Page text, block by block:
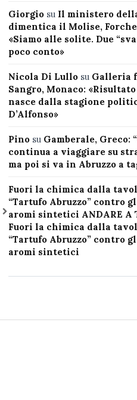
Giorgiosu Il ministero
dimentica il Molise,
«Siamo alle solite. Due
poco conto»
Nicola Di Lullosu Galleria
Sangro, Monaco:
nasce dalla stagione
D’Alfonso»
Pinosu Gamberale, Greco:
continua a viaggiare su
ma poi si va in Abruzzo a
Fuori la chimica dalla
“Tartufo Abruzzo” contro
aromi sintetici ANDARE A
Fuori la chimica dalla
“Tartufo Abruzzo” contro
aromi sintetici